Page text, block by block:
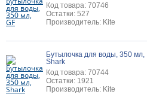
Код товара: 70746
Остатки: 527
Производитель: Kite
Бутылочка для воды, 350 мл,
Shark
Код товара: 70744
Остатки: 1921
Производитель: Kite